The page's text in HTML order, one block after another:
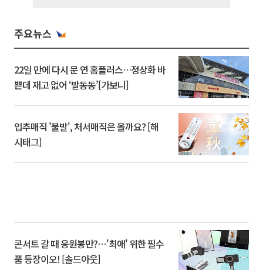
주요뉴스
22일 만에 다시 문 연 홈플러스…정상화 바
쁜데 재고 없어 ‘발동동’[가보니]
입추매직 '불발', 처서매직은 올까요? [해
시태그]
콘서트 갈 때 응원봉만?⋯'최애' 위한 필수
품 등장이오! [솔드아웃]